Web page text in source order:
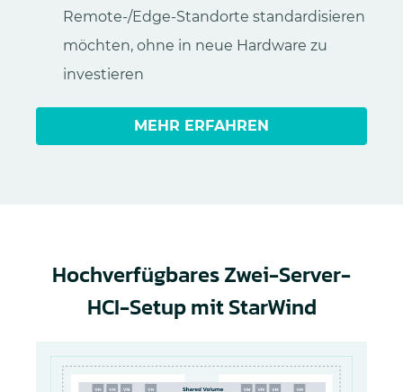
Remote-/Edge-Standorte standardisieren
möchten, ohne in neue Hardware zu
investieren
MEHR ERFAHREN
Hochverfügbares Zwei-Server-
HCI-Setup mit StarWind